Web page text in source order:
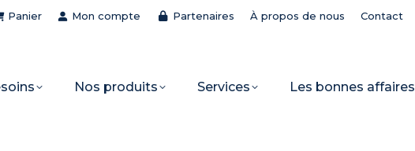
Panier Mon compte Partenaires À propos de nous Contact
Nos produits Services Les bonnes affaires